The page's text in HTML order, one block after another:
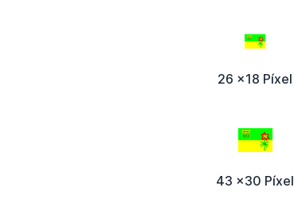
26 x18 Píxel
43 x30 Píxel